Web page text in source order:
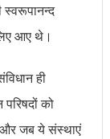
स्वरूपानन्द
आए थे।
ही
को
और जब ये संस्थाएं